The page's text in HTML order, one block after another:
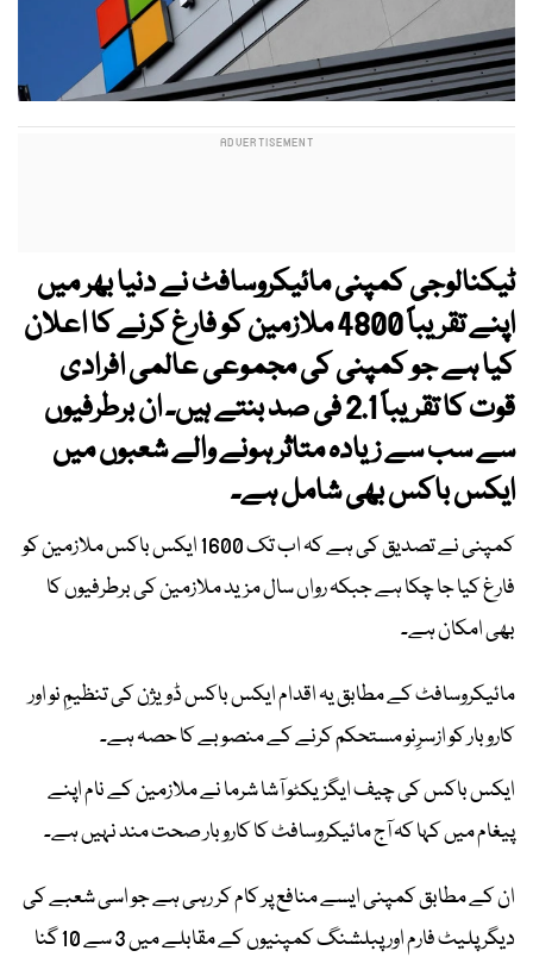
ٹیکنالوجی کمپنی مائیکروسافٹنے دنیا بھر میں
اپنے تقریباً 4800 ملازمین کو فارغ کرنے کا اعلان
کیا ہے جو کمپنی کی مجموعی عالمی افرادی
قوت کا تقریباً 2.1 فی صد بنتے ہیں۔ ان برطرفیوں
سے سب سے زیادہ متاثر ہونے والے شعبوں میں
ایکس باکسبھی شامل ہے۔
کمپنی نے تصدیق کی ہے کہ اب تک 1600 ایکس باکس ملازمین کو
فارغ کیا جا چکا ہے جبکہ رواں سال مزید ملازمین کی برطرفیوں کا
بھی امکان ہے۔
مائیکروسافٹ کے مطابق یہ اقدام ایکس باکس ڈویژن کی تنظیمِ نو اور
کاروبار کو ازسرِنو مستحکم کرنے کے منصوبے کا حصہ ہے۔
ایکس باکس کی چیف ایگزیکٹو آشا شرما نے ملازمین کے نام اپنے
پیغام میں کہا کہ آج مائیکروسافٹ کا کاروبار صحت مند نہیں ہے۔
ان کے مطابق کمپنی ایسے منافع پر کام کر رہی ہے جو اسی شعبے کی
دیگر پلیٹ فارم اور پبلشنگ کمپنیوں کے مقابلے میں 3 سے 10 گنا